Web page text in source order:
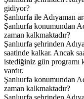
gidiyor?
Şanlıurfa ile Adıyaman
Şanlıurfa konumundan
zaman kalkmaktadır?
Şanlıurfa şehrinden
saatinde kalkar. Ancak
istediğiniz gün
vardır.
Şanlıurfa konumundan
zaman kalkmaktadır?